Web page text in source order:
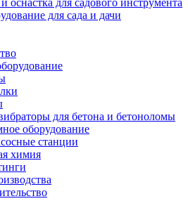
оснастка для садового инструмента
для сада и дачи
для бетона и бетоноломы
оборудование
станции
химия